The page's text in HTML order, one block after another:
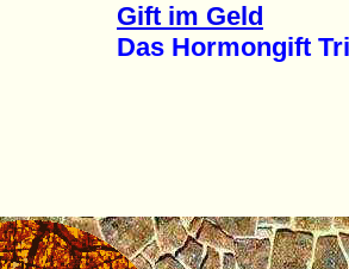
Gift im Geld
Das Hormongift